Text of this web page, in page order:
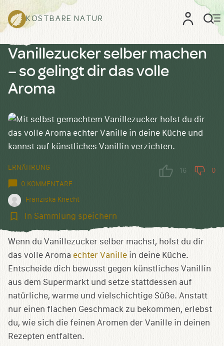
KOSTBARE NATUR
Vanillezucker selber machen
– so gelingt dir das volle
Aroma
ERNÄHRUNG
0 KOMMENTARE
Franziska Knecht
16 0
In
speichern
In Sammlung speichern
Wenn du Vanillezucker selber machst, holst du dir
das volle Aroma echter Vanille in deine Küche.
Entscheide dich bewusst gegen künstliches Vanillin
aus dem Supermarkt und setze stattdessen auf
natürliche, warme und vielschichtige Süße. Anstatt
nur einen flachen Geschmack zu bekommen, erlebst
du, wie sich die feinen Aromen der Vanille in deinen
Rezepten entfalten.